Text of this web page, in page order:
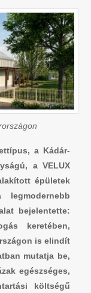
a Kádár-
a VELUX
épületek
bejelentette:
keretében,
is elindít
mutatja be,
egészséges,
költségű